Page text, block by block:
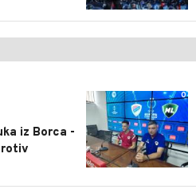
0
iz Borca -